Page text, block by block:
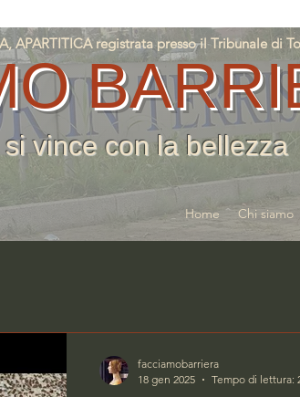
vince con la bellezza
Home Chi siamo
APARTITICA registrata presso il Tribunale di
facciamobarriera
18 gen 2025
Tempo di lettura: